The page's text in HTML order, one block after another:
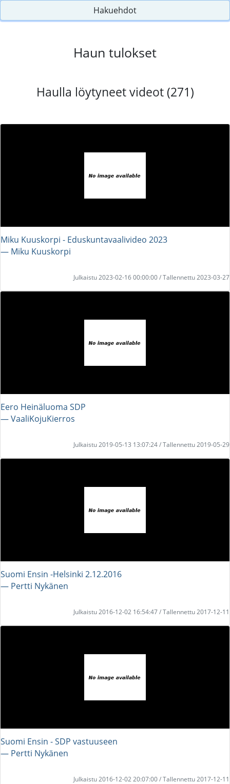
Hakuehdot
Haun tulokset
Haulla löytyneet videot (271)
Miku Kuuskorpi - Eduskuntavaalivideo 2023
― Miku Kuuskorpi
Julkaistu 2023-02-16 00:00:00 / Tallennettu 2023-03-27
Eero Heinäluoma SDP
― VaaliKojuKierros
Julkaistu 2019-05-13 13:07:24 / Tallennettu 2019-05-29
Suomi Ensin -Helsinki 2.12.2016
― Pertti Nykänen
Julkaistu 2016-12-02 16:54:47 / Tallennettu 2017-12-11
Suomi Ensin - SDP vastuuseen
― Pertti Nykänen
Julkaistu 2016-12-02 20:07:00 / Tallennettu 2017-12-11